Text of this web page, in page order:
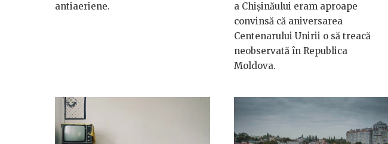
antiaeriene.
a Chișinăului eram aproape
convinsă că aniversarea
Centenarului Unirii o să treacă
neobservată în Republica
Moldova.